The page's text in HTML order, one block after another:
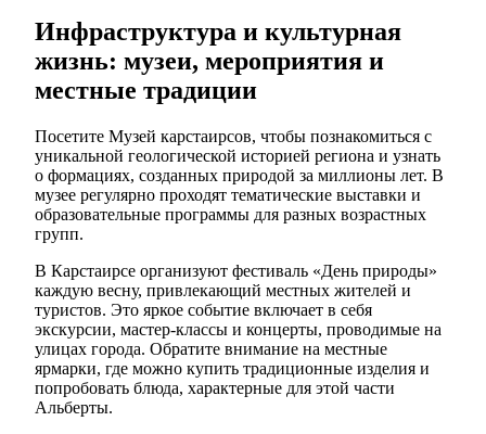
Инфраструктура и культурная
жизнь: музеи, мероприятия и
местные традиции
Посетите Музей карстаирсов, чтобы познакомиться с
уникальной геологической историей региона и узнать
о формациях, созданных природой за миллионы лет. В
музее регулярно проходят тематические выставки и
образовательные программы для разных возрастных
групп.
В Карстаирсе организуют фестиваль «День природы»
каждую весну, привлекающий местных жителей и
туристов. Это яркое событие включает в себя
экскурсии, мастер-классы и концерты, проводимые на
улицах города. Обратите внимание на местные
ярмарки, где можно купить традиционные изделия и
попробовать блюда, характерные для этой части
Альберты.